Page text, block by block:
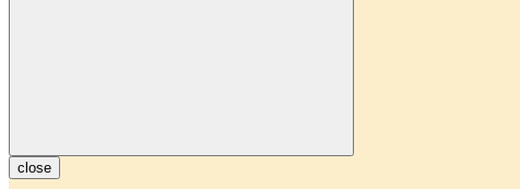
close